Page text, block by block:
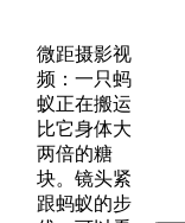
微距摄影视
频：一只蚂
蚁正在搬运
比它身体大
两倍的糖
块。镜头紧
跟蚂蚁的步